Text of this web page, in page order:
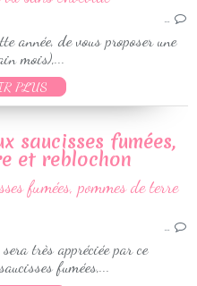
…
année, de vous proposer une
mois),...
PLUS
saucisses fumées,
et reblochon
…
très appréciée par ce
fumées,...